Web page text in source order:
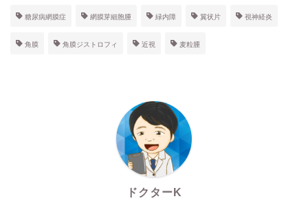
糖尿病網膜症 網膜芽細胞腫 緑内障 翼状片 視神経炎
角膜 角膜ジストロフィ 近視 麦粒腫
ドクターK